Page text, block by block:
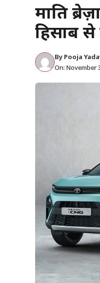
मारुति
हिसाब
By Pooja
On: November